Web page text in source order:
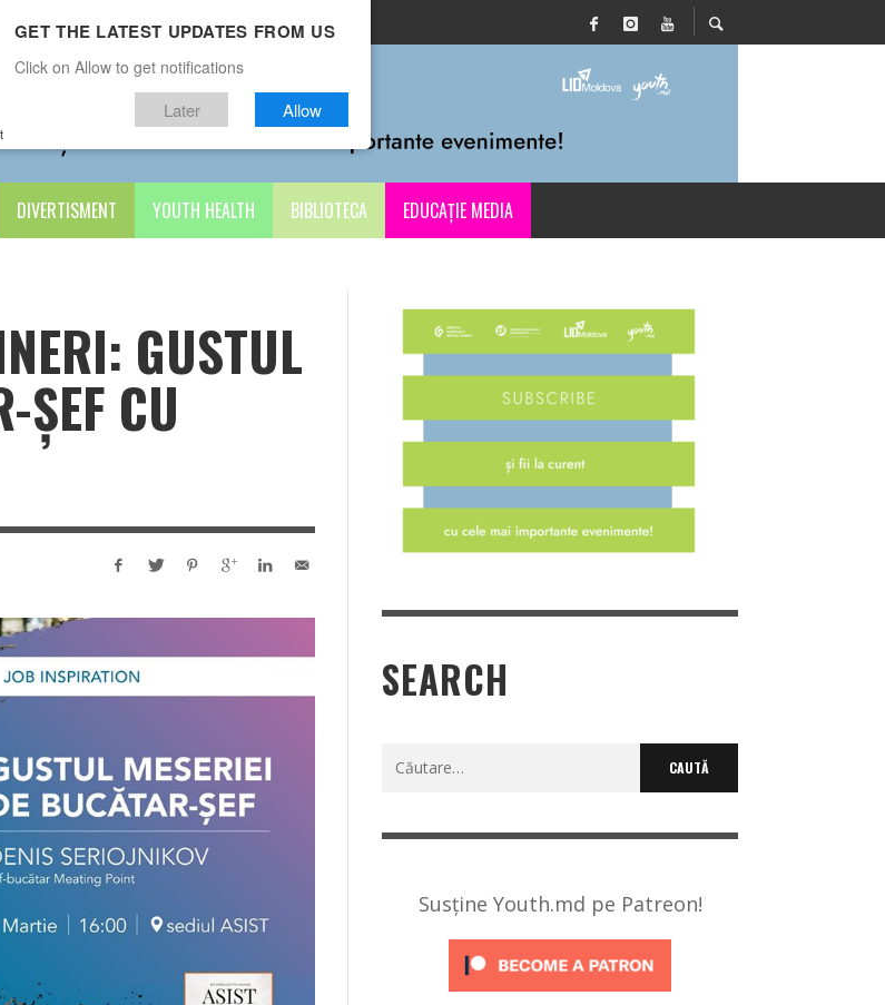
CONTACTE
DIVERTISMENT YOUTH HEALTH BIBLIOTECA EDUCAȚIE MEDIA
GUSTUL
ȘEF CU
SEARCH
Caută
Susține Youth.md pe Patreon!
GET THE LATEST UPDATES FROM US
Click on Allow to get notifications
Later Allow